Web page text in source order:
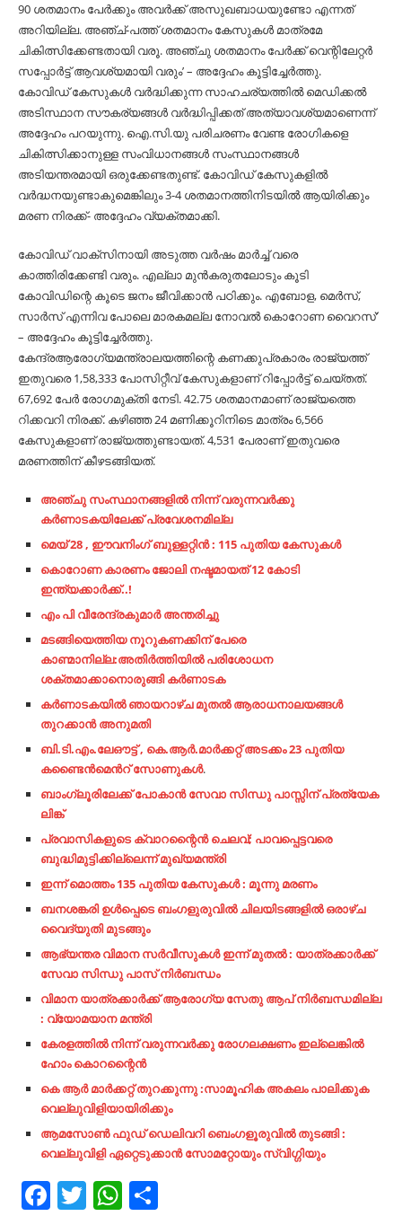
90 ശതമാനം പേര്‍ക്കും അവര്‍ക്ക് അസുഖബാധയുണ്ടോ എന്നത്
അറിയില്ല. അഞ്ച്-പത്ത് ശതമാനം കേസുകള്‍ മാത്രമേ
ചികിത്സിക്കേണ്ടതായി വരൂ. അഞ്ചു ശതമാനം പേര്‍ക്ക് വെന്റിലേറ്റര്‍
സപ്പോര്‍ട്ട് ആവശ്യമായി വരും’ – അദ്ദേഹം കൂട്ടിച്ചേര്‍ത്തു.
കോവിഡ് കേസുകള്‍ വര്‍ദ്ധിക്കുന്ന സാഹചര്യത്തില്‍ മെഡിക്കല്‍
അടിസ്ഥാന സൗകര്യങ്ങള്‍ വര്‍ദ്ധിപ്പിക്കത് അത്യാവശ്യമാണെന്ന്
അദ്ദേഹം പറയുന്നു. ഐ.സി.യു പരിചരണം വേണ്ട രോഗികളെ
ചികിത്സിക്കാനുള്ള സംവിധാനങ്ങള്‍ സംസ്ഥാനങ്ങള്‍
അടിയന്തരമായി ഒരുക്കേണ്ടതുണ്ട്. കോവിഡ് കേസുകളില്‍
വര്‍ദ്ധനയുണ്ടാകുമെങ്കിലും 3-4 ശതമാനത്തിനിടയില്‍ ആയിരിക്കും
മരണ നിരക്ക്- അദ്ദേഹം വ്യക്തമാക്കി.
കോവിഡ് വാക്‌സിനായി അടുത്ത വര്‍ഷം മാര്‍ച്ച് വരെ
കാത്തിരിക്കേണ്ടി വരും. എല്ലാ മുന്‍കരുതലോടും കൂടി
കോവിഡിന്റെ കൂടെ ജനം ജീവിക്കാന്‍ പഠിക്കും. എബോള, മെര്‍സ്,
സാര്‍സ് എന്നിവ പോലെ മാരകമല്ല നോവല്‍ കൊറോണ വൈറസ്’
– അദ്ദേഹം കൂട്ടിച്ചേര്‍ത്തു.
കേന്ദ്രആരോഗ്യമന്ത്രാലയത്തിന്റെ കണക്കുപ്രകാരം രാജ്യത്ത്
ഇതുവരെ 1,58,333 പോസിറ്റീവ് കേസുകളാണ് റിപ്പോര്‍ട്ട് ചെയ്തത്.
67,692 പേര്‍ രോഗമുക്തി നേടി. 42.75 ശതമാനമാണ് രാജ്യത്തെ
റിക്കവറി നിരക്ക്. കഴിഞ്ഞ 24 മണിക്കൂറിനിടെ മാത്രം 6,566
കേസുകളാണ് രാജ്യത്തുണ്ടായത്. 4,531 പേരാണ് ഇതുവരെ
മരണത്തിന് കീഴടങ്ങിയത്.
അഞ്ചു സംസ്ഥാനങ്ങളിൽ നിന്ന് വരുന്നവർക്കു
കർണാടകയിലേക്ക് പ്രവേശനമില്ല
മെയ് 28 , ഈവനിംഗ് ബുള്ളറ്റിൻ : 115 പുതിയ കേസുകൾ
കൊറോണ കാരണം ജോലി നഷ്ടമായത് 12 കോടി
ഇന്ത്യക്കാർക്ക്..!
എം പി വീരേന്ദ്രകുമാർ അന്തരിച്ചു
മടങ്ങിയെത്തിയ നൂറുകണക്കിന് പേരെ
കാണ്മാനില്ല:അതിർത്തിയിൽ പരിശോധന
ശക്തമാക്കാനൊരുങ്ങി കർണാടക
കര്‍ണാടകയില്‍ ഞായറാഴ്ച മുതൽ ആരാധനാലയങ്ങള്‍
തുറക്കാന്‍ അനുമതി
ബി.ടി.എം.ലേഔട്ട് , കെ.ആർ.മാർക്കറ്റ് അടക്കം 23 പുതിയ
കണ്ടൈൻമെൻറ് സോണുകൾ.
ബാംഗ്ലൂരിലേക്ക് പോകാൻ സേവാ സിന്ധു പാസ്സിന് പ്രത്യേക
ലിങ്ക്
പ്രവാസികളുടെ ക്വാറന്റൈന്‍ ചെലവ്; പാവപ്പെട്ടവരെ
ബുദ്ധിമുട്ടിക്കില്ലെന്ന് മുഖ്യമന്ത്രി
ഇന്ന് മൊത്തം 135 പുതിയ കേസുകൾ : മൂന്നു മരണം
ബനശങ്കരി ഉൾപ്പെടെ ബംഗളുരുവിൽ ചിലയിടങ്ങളിൽ ഒരാഴ്ച
വൈദ്യുതി മുടങ്ങും
ആഭ്യന്തര വിമാന സർവീസുകൾ ഇന്ന് മുതൽ : യാത്രക്കാർക്ക്
സേവാ സിന്ധു പാസ് നിർബന്ധം
വിമാന യാത്രക്കാർക്ക് ആരോഗ്യ സേതു ആപ് നിർബന്ധമില്ല
: വ്യോമയാന മന്ത്രി
കേരളത്തിൽ നിന്ന് വരുന്നവർക്കു രോഗലക്ഷണം ഇല്ലെങ്കിൽ
ഹോം കൊറന്റൈൻ
കെ ആർ മാർക്കറ്റ് തുറക്കുന്നു :സാമൂഹിക അകലം പാലിക്കുക
വെല്ലുവിളിയായിരിക്കും
ആമസോൺ ഫുഡ് ഡെലിവറി ബെംഗളൂരുവിൽ തുടങ്ങി :
വെല്ലുവിളി ഏറ്റെടുക്കാൻ സോമറ്റോയും സ്വിഗ്ഗിയും
Facebook
TwitterWhatsApp